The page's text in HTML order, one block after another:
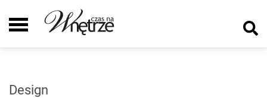
Design